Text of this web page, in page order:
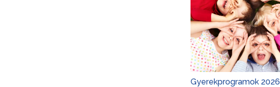
Gyerekprogramok 2026